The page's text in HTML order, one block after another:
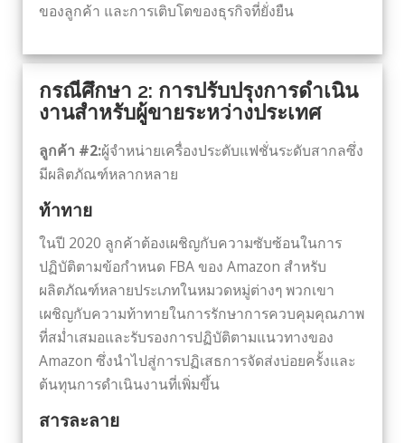
ของลูกค้า และการเติบโตของธุรกิจที่ยั่งยืน
กรณีศึกษา 2: การปรับปรุงการดำเนิน
งานสำหรับผู้ขายระหว่างประเทศ
ลูกค้า #2:ผู้จำหน่ายเครื่องประดับแฟชั่นระดับสากลซึ่ง
มีผลิตภัณฑ์หลากหลาย
ท้าทาย
ในปี 2020 ลูกค้าต้องเผชิญกับความซับซ้อนในการ
ปฏิบัติตามข้อกำหนด FBA ของ Amazon สำหรับ
ผลิตภัณฑ์หลายประเภทในหมวดหมู่ต่างๆ พวกเขา
เผชิญกับความท้าทายในการรักษาการควบคุมคุณภาพ
ที่สม่ำเสมอและรับรองการปฏิบัติตามแนวทางของ
Amazon ซึ่งนำไปสู่การปฏิเสธการจัดส่งบ่อยครั้งและ
ต้นทุนการดำเนินงานที่เพิ่มขึ้น
สารละลาย